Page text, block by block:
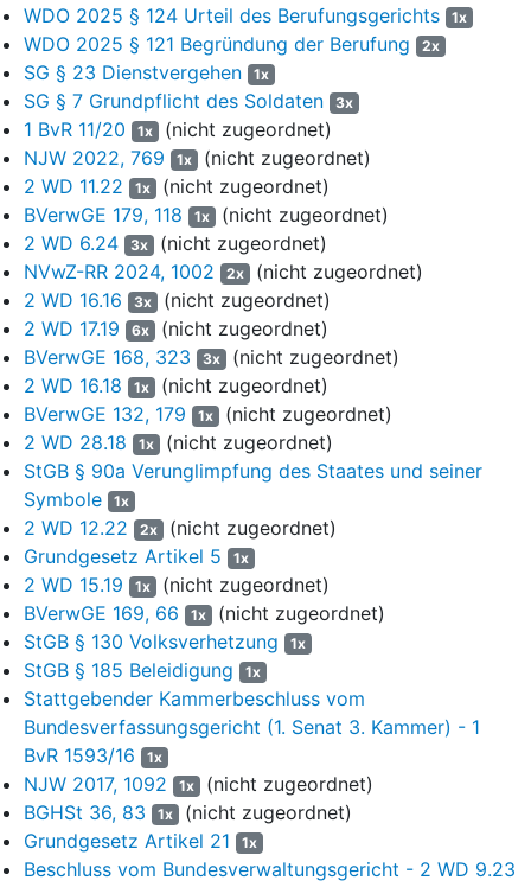
4
3. Am 21. Januar 2021 wurde der frühere Soldat wie folgt
angeschuldigt:
"1. Er äußerte zu einem nicht mehr genauer ermittelbaren
Zeitpunkt im Zeitraum zwischen dem 1. Mai 2017 und dem 19.
Mai 2017 im Gebäude ..., ..., ..., ..., gegenüber dem Zeugen,
Hauptmann A sinngemäß, dass Deutschland keinen gültigen
Friedensvertrag habe. Deutschland sei weiterhin von
Amerikanern besetzt und in seiner Entscheidung nicht frei.
Entsprechend existiere das Deutsche Reich weiterhin.
2. Er äußerte am 27. Juni 2017 in seinem Dienstzimmer im
Stab der ..., ..., ..., ..., gegenüber der Zeugin Oberleutnant B,
dass muslimische Menschen den Intelligenzquotienten einer
Wanze hätten. Bei deren Kindern sähe man schon das Böse in
den Augen und dass diese einem etwas Böses wollten. Bei
den Eltern sei es noch schlimmer."
5
Die Anschuldigungsschrift war an die 5. Kammer des
Truppendienstgerichts Nord adressiert. Das Verfahren
wurde gemäß dem Geschäftsverteilungsplan der 8. Kammer
zugeteilt und nach einer am 7. Februar 2023 beschlossenen
Änderung der Geschäftsverteilung an die 10. Kammer
abgegeben.
6
4. Diese hat dem früheren Soldaten mit Urteil vom 5. März
2024 unter Aufhebung der Disziplinarbuße das Ruhegehalt
aberkannt. Anschuldigungspunkt 1 sei nach der Aussage des
Zeugen Hauptmann d.R. A, Anschuldigungspunkt 2 aufgrund
der Aussage der Zeugin Major B, gestützt durch die Aussage
der Zeugin Hauptmann d.R. C, erwiesen. Der frühere Soldat
habe damit jeweils vorsätzlich seine Pflichten zur
Verfassungstreue (§ 8 SG ), zur Mäßigung (
und zum innerdienstlichen Wohlverhalten (§ 17 Abs. 2 Satz 1
Alt. 2 SG) verletzt.
WDO 2025 § 124 Urteil des Berufungsgerichts 1x
WDO 2025 § 121 Begründung der Berufung 2x
SG § 23 Dienstvergehen 1x
SG § 7 Grundpflicht des Soldaten 3x
1 BvR 11/20 1x (nicht zugeordnet)
NJW 2022, 769
1x (nicht zugeordnet)
2 WD 11.22
1x (nicht zugeordnet)
BVerwGE 179, 118
1x (nicht zugeordnet)
2 WD 6.24
3x (nicht zugeordnet)
NVwZ-RR 2024, 1002
2x (nicht zugeordnet)
2 WD 16.16
3x (nicht zugeordnet)
2 WD 17.19
6x (nicht zugeordnet)
BVerwGE 168, 323
3x (nicht zugeordnet)
2 WD 16.18
1x (nicht zugeordnet)
BVerwGE 132, 179
1x (nicht zugeordnet)
2 WD 28.18
1x (nicht zugeordnet)
StGB § 90a Verunglimpfung des Staates und seiner
Symbole
1x
2 WD 12.22 2x (nicht zugeordnet)
Grundgesetz Artikel 5
1x
2 WD 15.19 1x (nicht zugeordnet)
BVerwGE 169, 66
1x (nicht zugeordnet)
StGB § 130 Volksverhetzung
1x
StGB § 185 Beleidigung 1x
Stattgebender Kammerbeschluss vom
Bundesverfassungsgericht (1. Senat 3. Kammer) - 1
BvR 1593/16
1x
NJW 2017, 1092 1x (nicht zugeordnet)
BGHSt 36, 83
1x (nicht zugeordnet)
Grundgesetz Artikel 21
1x
Beschluss vom Bundesverwaltungsgericht - 2 WD 9.23